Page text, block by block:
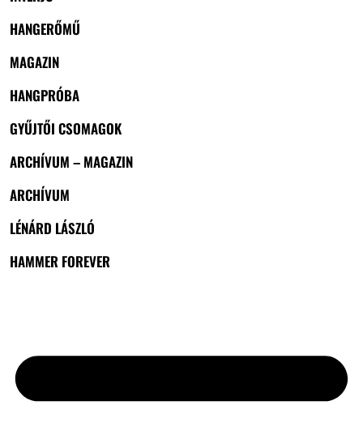
HANGERŐMŰ
MAGAZIN
HANGPRÓBA
GYŰJTŐI CSOMAGOK
ARCHÍVUM – MAGAZIN
ARCHÍVUM
LÉNÁRD LÁSZLÓ
HAMMER FOREVER